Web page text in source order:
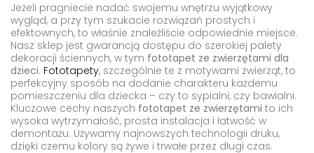
Jeżeli pragniecie nadać swojemu wnętrzu wyjątkowy
wygląd, a przy tym szukacie rozwiązań prostych i
efektownych, to właśnie znaleźliście odpowiednie miejsce.
Nasz sklep jest gwarancją dostępu do szerokiej palety
dekoracji ściennych, w tym fototapet ze zwierzętami dla
dzieci. Fototapety, szczególnie te z motywami zwierząt, to
perfekcyjny sposób na dodanie charakteru każdemu
pomieszczeniu dla dziecka – czy to sypialni, czy bawialni.
Kluczowe cechy naszych fototapet ze zwierzętami to ich
wysoka wytrzymałość, prosta instalacja i łatwość w
demontażu. Używamy najnowszych technologii druku,
dzięki czemu kolory są żywe i trwałe przez długi czas.